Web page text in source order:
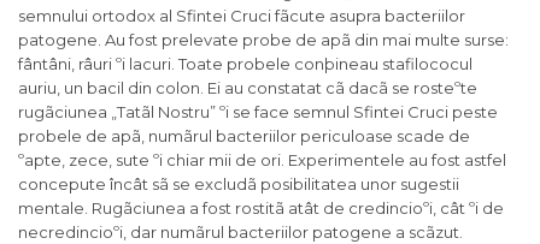
semnului ortodox al Sfintei Cruci fãcute asupra bacteriilor
patogene. Au fost prelevate probe de apã din mai multe surse:
fântâni, râuri ºi lacuri. Toate probele conþineau stafilococul
auriu, un bacil din colon. Ei au constatat cã dacã se rosteºte
rugãciunea „Tatãl Nostru” ºi se face semnul Sfintei Cruci peste
probele de apã, numãrul bacteriilor periculoase scade de
ºapte, zece, sute ºi chiar mii de ori. Experimentele au fost astfel
concepute încât sã se excludã posibilitatea unor sugestii
mentale. Rugãciunea a fost rostitã atât de credincioºi, cât ºi de
necredincioºi, dar numãrul bacteriilor patogene a scãzut.